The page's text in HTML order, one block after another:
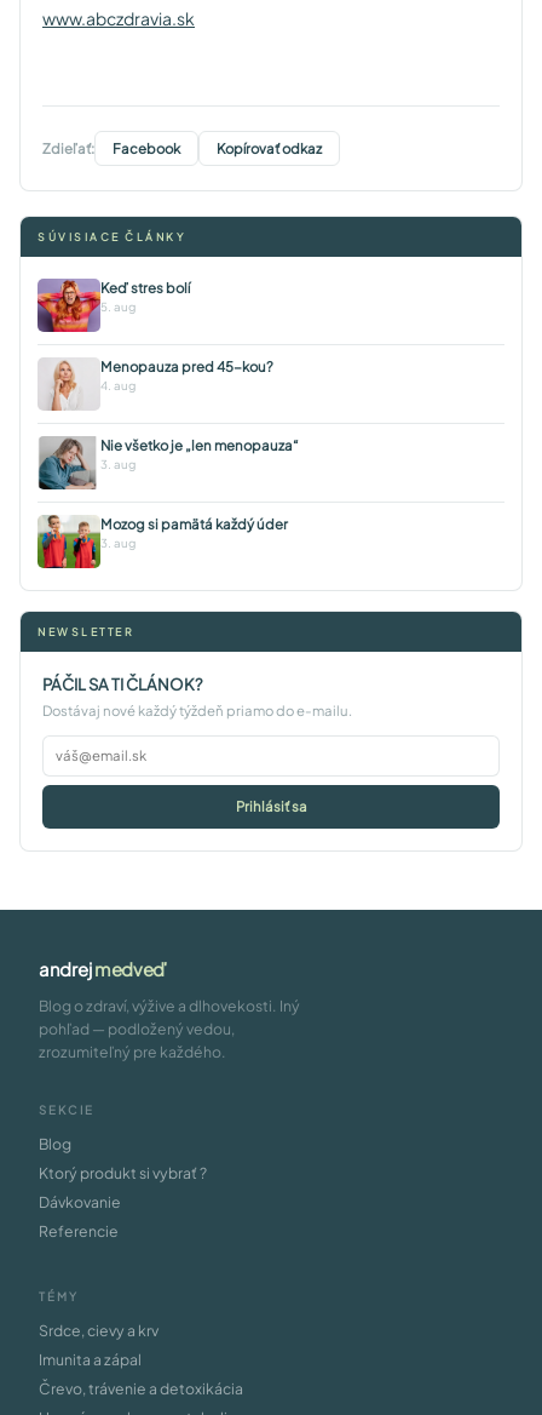
www.abczdravia.sk
Zdieľať: Facebook Kopírovať odkaz
SÚVISIACE ČLÁNKY
Keď stres bolí
5. aug
Menopauza pred 45-kou?
4. aug
Nie všetko je „len menopauza“
3. aug
Mozog si pamätá každý úder
3. aug
NEWSLETTER
PÁČIL SA TI ČLÁNOK?
Dostávaj nové každý týždeň priamo do e-mailu.
Prihlásiť sa
andrejmedveď
Blog o zdraví, výžive a dlhovekosti. Iný
pohľad — podložený vedou,
zrozumiteľný pre každého.
SEKCIE
Blog
Ktorý produkt si vybrať ?
Dávkovanie
Referencie
TÉMY
Srdce, cievy a krv
Imunita a zápal
Črevo, trávenie a detoxikácia